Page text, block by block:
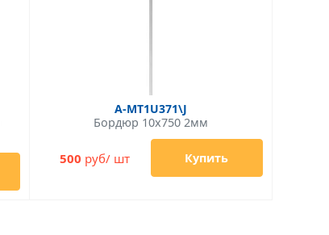
A-MT1U371\J
Бордюр 10x750 2мм
500 руб/ шт Купить